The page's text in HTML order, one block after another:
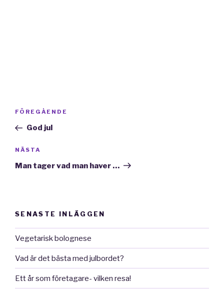
Inläggsnavigering
Föregående
inlägg
FÖREGÅENDE
God jul
Nästa
inlägg
NÄSTA
Man tager vad man haver …
SENASTE INLÄGGEN
Vegetarisk bolognese
Vad är det bästa med julbordet?
Ett år som företagare- vilken resa!